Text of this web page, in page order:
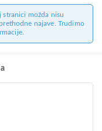
stranici možda nisu
najave. Trudimo